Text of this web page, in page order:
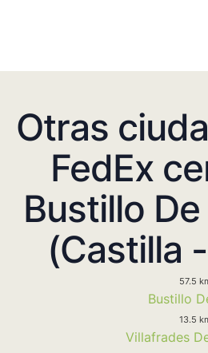
Otras
FedEx
Bustillo
(Castilla
57.5
Bustillo
13.5
Villafrades